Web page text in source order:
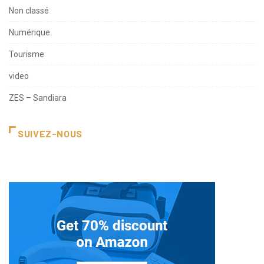
Non classé
Numérique
Tourisme
video
ZES – Sandiara
SUIVEZ-NOUS